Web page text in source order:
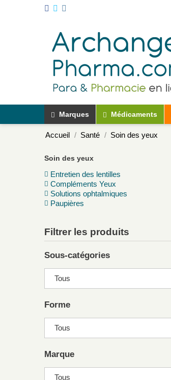
Marques Médicaments
Accueil Santé Soin des yeux
Soin des yeux
Entretien des lentilles
Compléments Yeux
Solutions ophtalmiques
Paupières
Filtrer les produits
Sous-catégories
Forme
Marque